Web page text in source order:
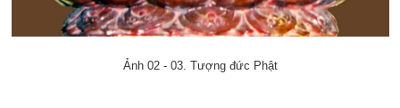
Ảnh 02 - 03. Tượng đức Phật